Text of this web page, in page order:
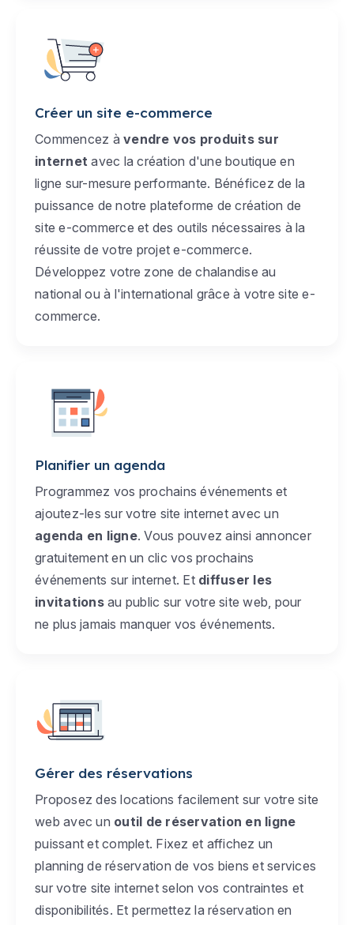
Créer un site e-commerce
Commencez à vendre vos produits sur
internet avec la création d'une boutique en
ligne sur-mesure performante. Bénéficez de la
puissance de notre plateforme de création de
site e-commerce et des outils nécessaires à la
réussite de votre projet e-commerce.
Développez votre zone de chalandise au
national ou à l'international grâce à votre site e-
commerce.
Planifier un agenda
Programmez vos prochains événements et
ajoutez-les sur votre site internet avec un
agenda en ligne. Vous pouvez ainsi annoncer
gratuitement en un clic vos prochains
événements sur internet. Et diffuser les
invitationsau public sur votre site web, pour
ne plus jamais manquer vos événements.
Gérer des réservations
Proposez des locations facilement sur votre site
web avec un outil de réservation en ligne
puissant et complet. Fixez et affichez un
planning de réservation de vos biens et services
sur votre site internet selon vos contraintes et
disponibilités. Et permettez la réservation en